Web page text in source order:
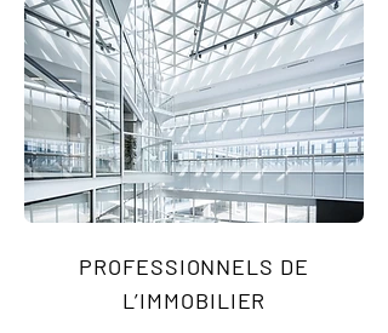
PROFESSIONNELS DE
L’IMMOBILIER